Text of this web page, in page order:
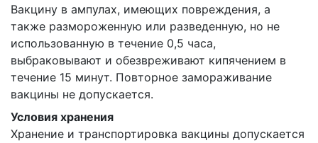
Вакцину в ампулах, имеющих повреждения, а
также размороженную или разведенную, но не
использованную в течение 0,5 часа,
выбраковывают и обезвреживают кипячением в
течение 15 минут. Повторное замораживание
вакцины не допускается.
Условия хранения
Хранение и транспортировка вакцины допускается